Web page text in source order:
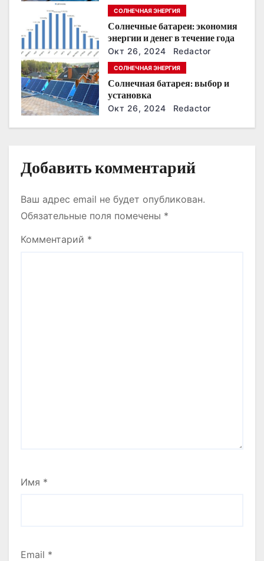
а
п
и
с
я
энергонезависимость в
ближайшие годы
СОЛНЕЧНАЯ ЭНЕРГИЯ
Солнечные батареи: экономия
энергии и денег в течение года
Окт 26, 2024 Redactor
СОЛНЕЧНАЯ ЭНЕРГИЯ
Солнечная батарея: выбор и
установка
Окт 26, 2024 Redactor
Добавить комментарий
Ваш адрес email не будет опубликован.
Обязательные поля помечены *
Комментарий *
Имя *
Email *